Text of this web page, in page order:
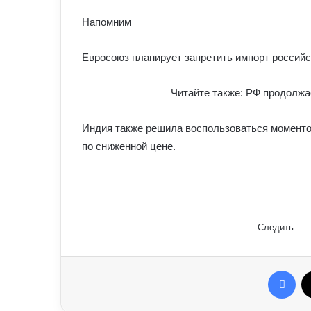
Напомним
Евросоюз планирует запретить импорт
Читайте также: РФ
Индия также решила воспользоваться
по сниженной цене.
Следить